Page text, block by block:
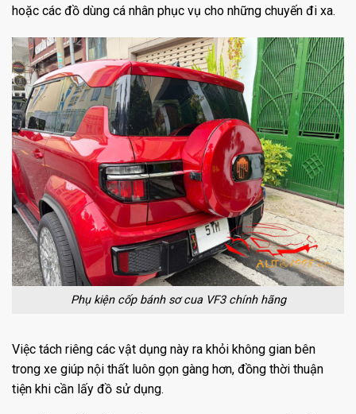
hoặc các đồ dùng cá nhân phục vụ cho những chuyến đi xa.
Phụ kiện cốp bánh sơ cua VF3 chính hãng
Việc tách riêng các vật dụng này ra khỏi không gian bên
trong xe giúp nội thất luôn gọn gàng hơn, đồng thời thuận
tiện khi cần lấy đồ sử dụng.